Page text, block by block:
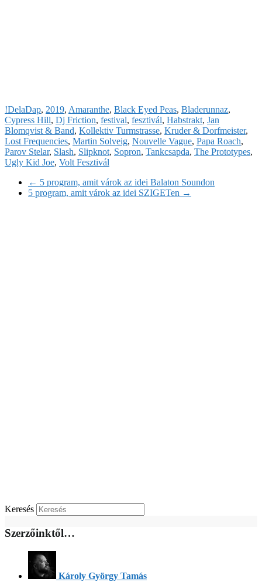
!DelaDap, 2019, Amaranthe, Black Eyed Peas, Bladerunnaz,
Cypress Hill, Dj Friction, festival, fesztivál, Habstrakt, Jan
Blomqvist & Band, Kollektiv Turmstrasse, Kruder & Dorfmeister,
Lost Frequencies, Martin Solveig, Nouvelle Vague, Papa Roach,
Parov Stelar, Slash, Slipknot, Sopron, Tankcsapda, The Prototypes,
Ugly Kid Joe, Volt Fesztivál
← 5 program, amit várok az idei Balaton Soundon
5 program, amit várok az idei SZIGETen →
Keresés
Szerzőinktől…
Károly György Tamás